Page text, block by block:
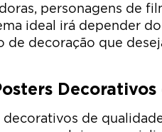
personagens de
ideal irá depender
de decoração que
de